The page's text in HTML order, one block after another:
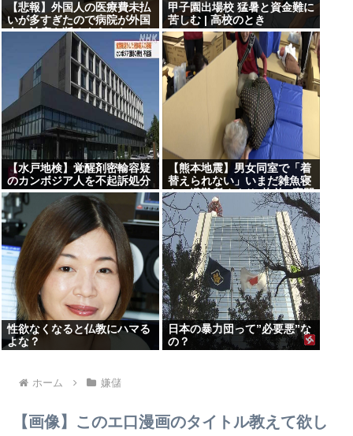
【悲報】外国人の医療費未払
いが多すぎたので病院が外国
人の治療を断るようになって
甲子園出場校 猛暑と資金難に
苦しむ | 高校のとき
【水戸地検】覚醒剤密輸容疑
のカンボジア人を不起訴処分
【熊本地震】男女同室で「着
替えられない」いまだ雑魚寝
も…避難所めぐり”格差” 専門
家「標準化されていない」
性欲なくなると仏教にハマる
よな？
日本の暴力団って”必要悪”な
の？
ホーム 嫌儲
【画像】このエ口漫画のタイトル教えて欲し